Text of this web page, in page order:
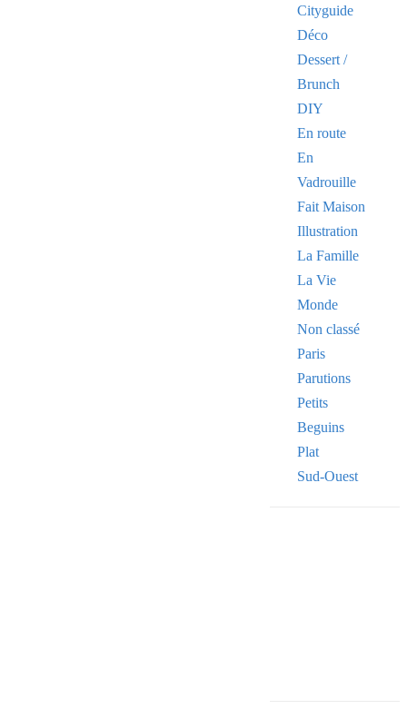
Cityguide
Déco
Dessert /
Brunch
DIY
En route
En
Vadrouille
Fait Maison
Illustration
La Famille
La Vie
Monde
Non classé
Paris
Parutions
Petits
Beguins
Plat
Sud-Ouest